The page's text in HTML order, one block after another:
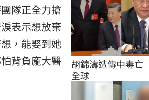
隊正全力搶
表示想放棄
，能娶到她
背負龐大醫
胡錦濤遭傳中毒亡
全球